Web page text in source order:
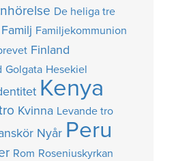
De heliga tre
Familj Familjekommunion
Finland
Golgata Hesekiel
Kenya
Kvinna Levande tro
Nyår Peru
Rom Roseniuskyrkan